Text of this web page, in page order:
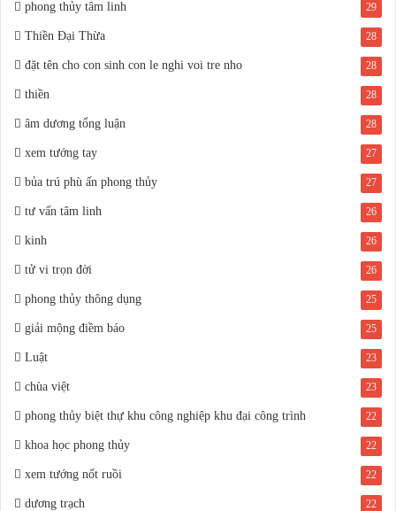
THỨC KIẾN TRÚC CỔ VIỆT NAM
Luận cải táng
Căn hộ chung cư từ cách nhìn theo thuật phong thủy
phong thủy tâm linh 29
Thiền Đại Thừa 28
đặt tên cho con sinh con le nghi voi tre nho 28
thiền 28
âm dương tổng luận 28
xem tướng tay 27
bủa trú phù ấn phong thủy 27
tư vấn tâm linh 26
kinh 26
tử vi trọn đời 26
phong thủy thông dụng 25
giải mộng điềm báo 25
Luật 23
chùa việt 23
phong thủy biệt thự khu công nghiệp khu đại công trình 22
khoa học phong thủy 22
xem tướng nốt ruồi 22
dương trạch 22